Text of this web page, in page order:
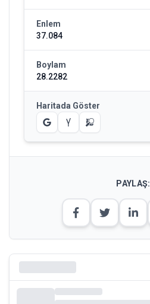
Enlem
37.084
Boylam
28.2282
Haritada Göster
PAYLAŞ: